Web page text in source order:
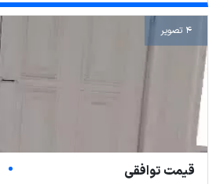
4 تصویر
قیمت توافقی